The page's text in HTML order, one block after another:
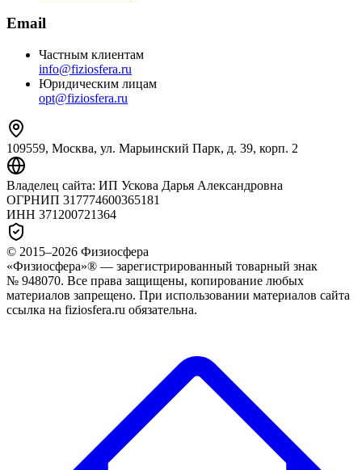
Email
Частным клиентам
info@fiziosfera.ru
Юридическим лицам
opt@fiziosfera.ru
109559, Москва, ул. Марьинский Парк, д. 39, корп. 2
Владелец сайта: ИП Ускова Дарья Александровна
ОГРНИП 317774600365181
ИНН 371200721364
© 2015–2026 Физиосфера
«Физиосфера»® — зарегистрированный товарный знак
№ 948070. Все права защищены, копирование любых
материалов запрещено. При использовании материалов сайта
ссылка на fiziosfera.ru обязательна.